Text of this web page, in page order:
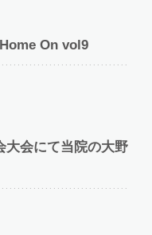
On vol9
大会にて当院の大野